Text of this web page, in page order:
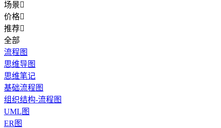
场景
价格
推荐
全部
流程图
思维导图
思维笔记
基础流程图
组织结构-流程图
UML图
ER图